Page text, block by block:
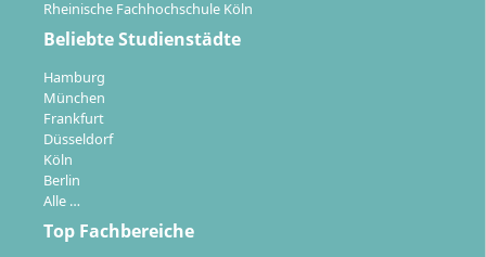
Rheinische Fachhochschule Köln
Beliebte Studienstädte
Hamburg
München
Frankfurt
Düsseldorf
Köln
Berlin
Alle …
Top Fachbereiche